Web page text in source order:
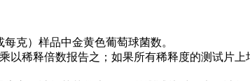
克）样品中金黄色葡萄球菌数。
稀释倍数报告之；如果所有稀释度的测试片